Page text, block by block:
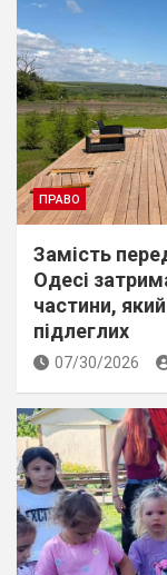
ПРАВО
Замість
Одесі
частини,
підлеглих
07/30/2026